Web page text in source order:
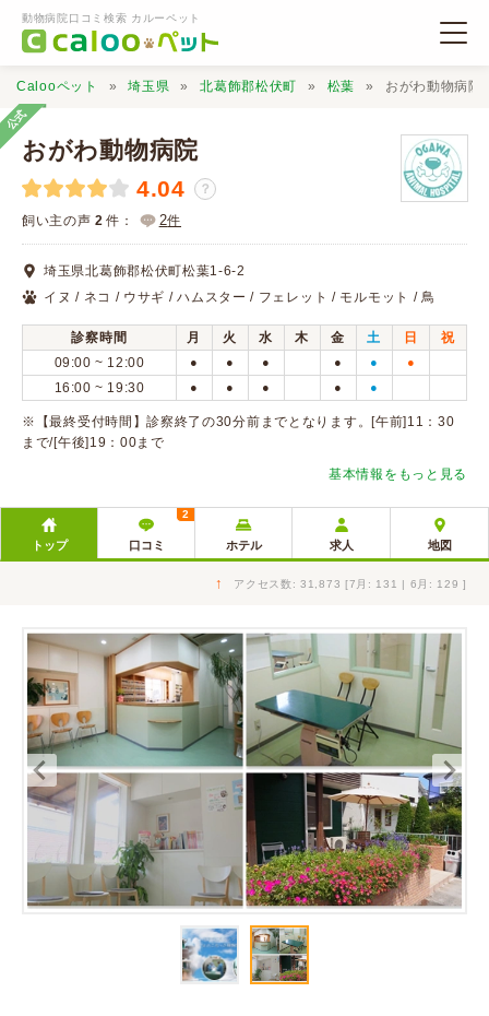
動物病院口コミ検索 カルーペット
動物病院検索
口コミ検索
Calooペットとは？
口コミ投稿
Calooペット 埼玉県 北葛飾郡松伏町 松葉 おがわ動物病院
公式
おがわ動物病院
4.04 ？
飼い主の声 2 件： 2件
埼玉県北葛飾郡松伏町松葉1-6-2
イヌ / ネコ / ウサギ / ハムスター / フェレット / モルモット / 鳥
診察時間 月 火 水 木 金 土 日
祝
09:00 ~ 12:00
● ● ● ● ● ●
16:00 ~ 19:30 ● ● ● ● ●
※【最終受付時間】診察終了の30分前までとなります。[午前]11：30
まで/[午後]19：00まで
基本情報をもっと見る
トップ 口コミ
2
ホテル 求人 地図
↑ アクセス数: 31,873 [7月: 131 | 6月: 129 ]